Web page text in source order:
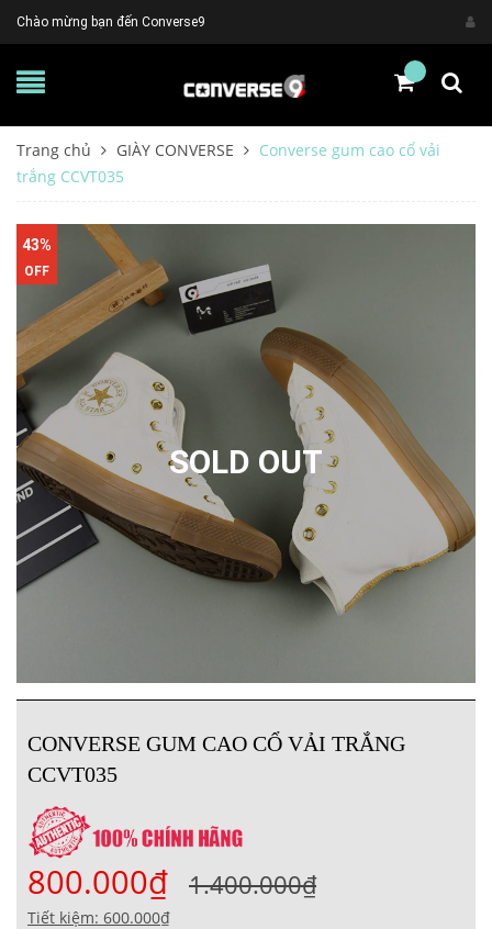
Chào mừng bạn đến Converse9
Trang chủ GIÀY CONVERSE
Converse gum cao cổ vải
trắng CCVT035
SOLD OUT
43%
OFF
CONVERSE GUM CAO CỔ VẢI TRẮNG
CCVT035
800.000₫ 1.400.000₫
Tiết kiệm: 600.000₫